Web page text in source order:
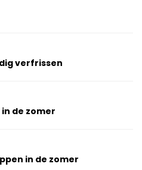
verfrissen
de zomer
in de zomer